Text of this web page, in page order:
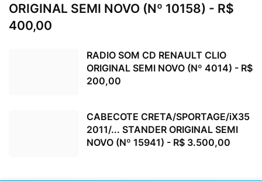
ORIGINAL SEMI NOVO (Nº 10158) - R$
400,00
RADIO SOM CD RENAULT CLIO
ORIGINAL SEMI NOVO (Nº 4014) - R$
200,00
CABECOTE CRETA/SPORTAGE/iX35
2011/... STANDER ORIGINAL SEMI
NOVO (Nº 15941) - R$ 3.500,00